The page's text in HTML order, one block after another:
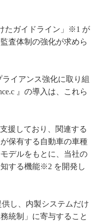
たガイドライン」※1 が
査体制の強化が求めら
イアンス強化に取り組
』の導入は、これら
援しており、関連する
保有する自動車の車種
デルをもとに、当社の
する機能※2 を開発し
し、内製システムだけ
統制」に寄与すること